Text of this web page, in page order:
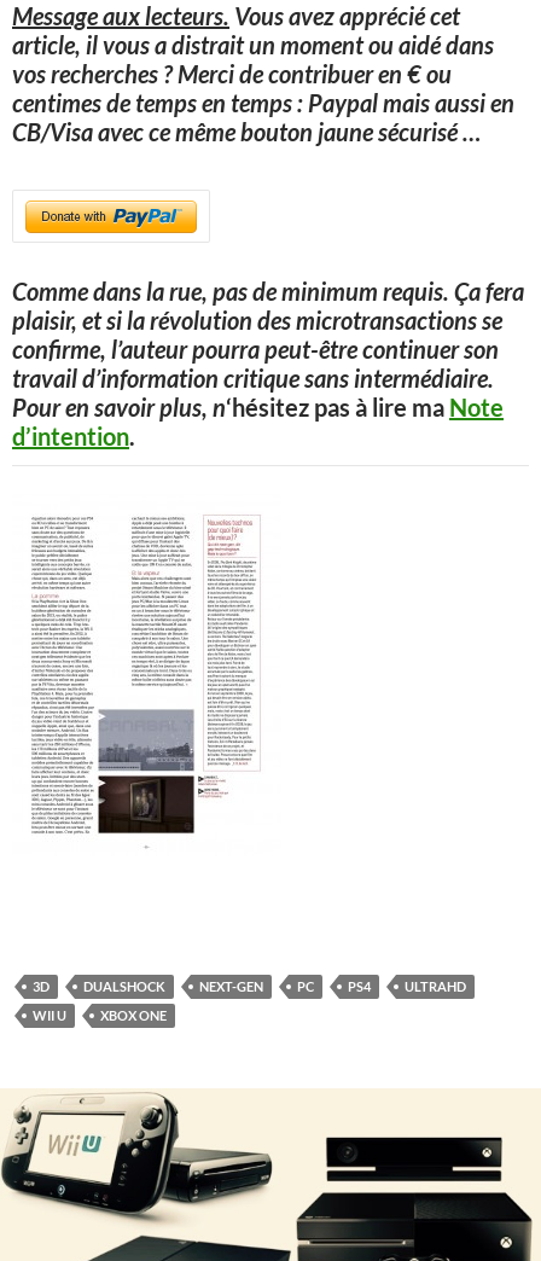
Message aux lecteurs. Vous avez apprécié cet
article, il vous a distrait un moment ou aidé dans
vos recherches ? Merci de contribuer en € ou
centimes de temps en temps : Paypal mais aussi en
CB/Visa avec ce même bouton jaune sécurisé…
Comme dans la rue, pas de minimum requis. Ça fera
plaisir, et si la révolution des microtransactions se
confirme, l’auteur pourra peut-être continuer son
travail d’information critique sans intermédiaire.
Pour en savoir plus, n‘hésitez pas à lire ma Note
d’intention.
3D DUALSHOCK NEXT-GEN PC PS4
ULTRAHD
WII U
XBOX ONE